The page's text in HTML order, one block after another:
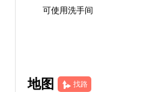
可使用洗手间
地图 找路